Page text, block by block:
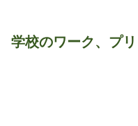
学校のワーク、プリ